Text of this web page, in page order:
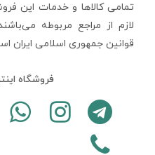
تمامی كالاها و خدمات اين
لازم از مراجع مربوطه
قوانين جمهوری اسلامی ایران
فروشگاه